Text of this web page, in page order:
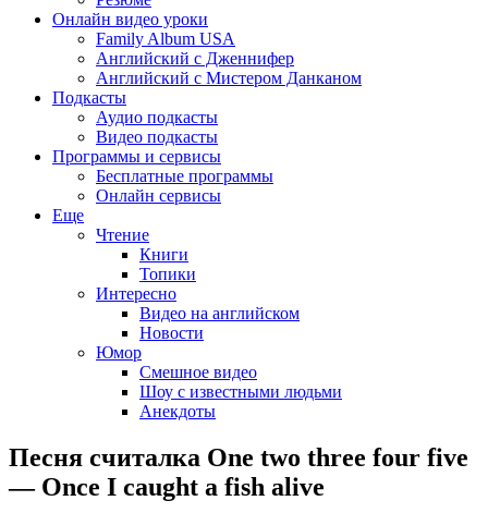
Онлайн видео уроки
Family Album USA
Английский с Дженнифер
Английский с Мистером Данканом
Подкасты
Аудио подкасты
Видео подкасты
Программы и сервисы
Бесплатные программы
Онлайн сервисы
Еще
Чтение
Книги
Топики
Интересно
Видео на английском
Новости
Юмор
Смешное видео
Шоу с известными людьми
Анекдоты
Песня считалка One two three four five
— Once I caught a fish alive